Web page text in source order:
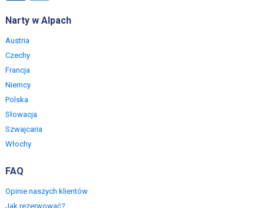
Narty w Alpach
Austria
Czechy
Francja
Niemcy
Polska
Słowacja
Szwajcaria
Włochy
FAQ
Opinie naszych klientów
Jak rezerwować?